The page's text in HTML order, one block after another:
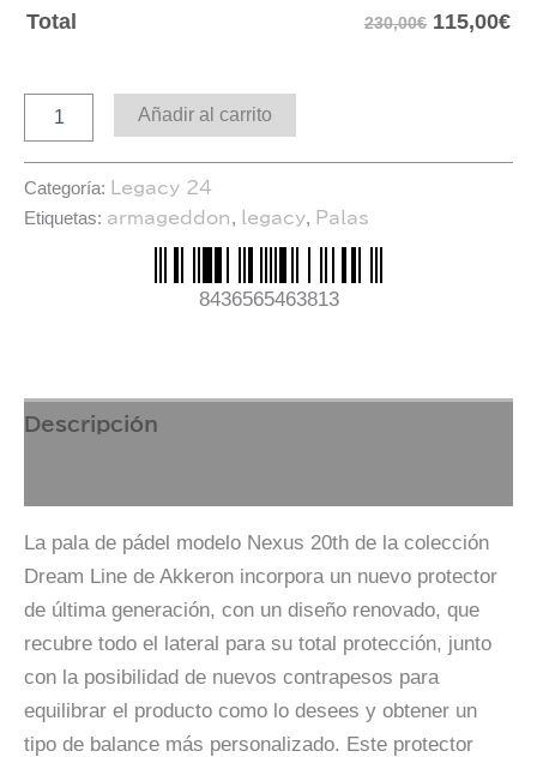
Total 230,00€ 115,00€
Añadir al carrito
Categoría: Legacy 24
Etiquetas: armageddon , legacy, Palas
8436565463813
Descripción
La pala de pádel modelo Nexus 20th de la colección
Dream Line de Akkeron incorpora un nuevo protector
de última generación, con un diseño renovado, que
recubre todo el lateral para su total protección, junto
con la posibilidad de nuevos contrapesos para
equilibrar el producto como lo desees y obtener un
tipo de balance más personalizado. Este protector